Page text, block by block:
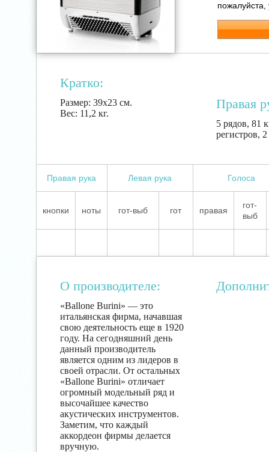
пожалуйста,
Кратко:
Размер: 39х23 см.
Вес: 11,2 кг.
Правая
5 рядов, 81
регистров,
Правая рука Левая рука Голоса
кнопки ноты гот-выб гот правая
гот-
выб
О производителе:
«Ballone Burini» — это
итальянская фирма, начавшая
свою деятельность еще в 1920
году. На сегодняшний день
данный производитель
является одним из лидеров в
своей отрасли. От остальных
«Ballone Burini» отличает
огромный модельный ряд и
высочайшее качество
акустических инструментов.
Заметим, что каждый
аккордеон фирмы делается
вручную.